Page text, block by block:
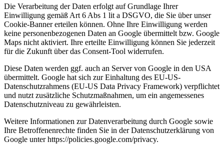
Die Verarbeitung der Daten erfolgt auf Grundlage Ihrer
Einwilligung gemäß Art 6 Abs 1 lit a DSGVO, die Sie über unser
Cookie-Banner erteilen können. Ohne Ihre Einwilligung werden
keine personenbezogenen Daten an Google übermittelt bzw. Google
Maps nicht aktiviert. Ihre erteilte Einwilligung können Sie jederzeit
für die Zukunft über das Consent-Tool widerrufen.
Diese Daten werden ggf. auch an Server von Google in den USA
übermittelt. Google hat sich zur Einhaltung des EU-US-
Datenschutzrahmens (EU-US Data Privacy Framework) verpflichtet
und nutzt zusätzliche Schutzmaßnahmen, um ein angemessenes
Datenschutzniveau zu gewährleisten.
Weitere Informationen zur Datenverarbeitung durch Google sowie
Ihre Betroffenenrechte finden Sie in der Datenschutzerklärung von
Google unter https://policies.google.com/privacy.